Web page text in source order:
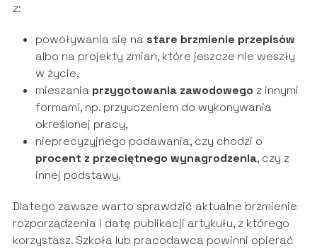
z:
powoływania się na stare brzmienie przepisów
albo na projekty zmian, które jeszcze nie weszły
w życie,
mieszania przygotowania zawodowego z innymi
formami, np. przyuczeniem do wykonywania
określonej pracy,
nieprecyzyjnego podawania, czy chodzi o
procent z przeciętnego wynagrodzenia, czy z
innej podstawy.
Dlatego zawsze warto sprawdzić aktualne brzmienie
rozporządzenia i datę publikacji artykułu, z którego
korzystasz. Szkoła lub pracodawca powinni opierać